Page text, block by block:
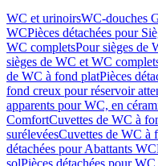
WC et urinoirsWC-douches
WCPièces détachées pour
WC completsPour sièges de
sièges de WC et WC
de WC à fond platPièces
fond creux pour réservoir
apparents pour WC, en
ComfortCuvettes de WC à
surélevéesCuvettes de WC à
détachées pour Abattants WC
solPièces détachées pour WC